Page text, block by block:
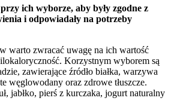
ich wyborze, aby były zgodne z
i odpowiadały na potrzeby
warto zwracać uwagę na ich wartość
Korzystnym wyborem są
zawierające źródło białka, warzywa
węglowodany oraz zdrowe tłuszcze.
jabłko, pierś z kurczaka, jogurt naturalny